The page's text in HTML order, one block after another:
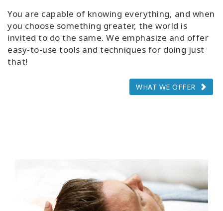
You are capable of knowing everything, and when
you choose something greater, the world is
invited to do the same. We emphasize and offer
easy-to-use tools and techniques for doing just
that!
WHAT WE OFFER